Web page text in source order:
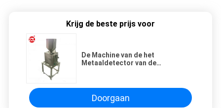
Krijg de beste prijs voor
De Machine van de het
Metaaldetector van de
Doorgaan